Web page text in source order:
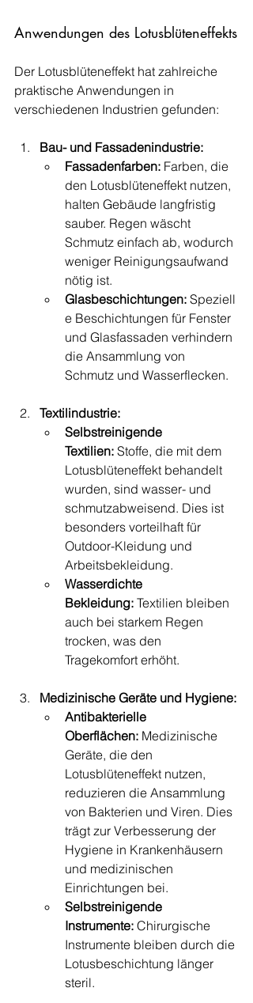
Anwendungen des Lotusblüteneffekts
Der Lotusblüteneffekt hat zahlreiche
praktische Anwendungen in
verschiedenen Industrien gefunden:
Bau- und Fassadenindustrie:
Fassadenfarben: Farben, die
den Lotusblüteneffekt nutzen,
halten Gebäude langfristig
sauber. Regen wäscht
Schmutz einfach ab, wodurch
weniger Reinigungsaufwand
nötig ist.
Glasbeschichtungen: Speziell
e Beschichtungen für Fenster
und Glasfassaden verhindern
die Ansammlung von
Schmutz und Wasserflecken.
Textilindustrie:
Selbstreinigende
Textilien: Stoffe, die mit dem
Lotusblüteneffekt behandelt
wurden, sind wasser- und
schmutzabweisend. Dies ist
besonders vorteilhaft für
Outdoor-Kleidung und
Arbeitsbekleidung.
Wasserdichte
Bekleidung: Textilien bleiben
auch bei starkem Regen
trocken, was den
Tragekomfort erhöht.
Medizinische Geräte und Hygiene:
Antibakterielle
Oberflächen: Medizinische
Geräte, die den
Lotusblüteneffekt nutzen,
reduzieren die Ansammlung
von Bakterien und Viren. Dies
trägt zur Verbesserung der
Hygiene in Krankenhäusern
und medizinischen
Einrichtungen bei.
Selbstreinigende
Instrumente: Chirurgische
Instrumente bleiben durch die
Lotusbeschichtung länger
steril.